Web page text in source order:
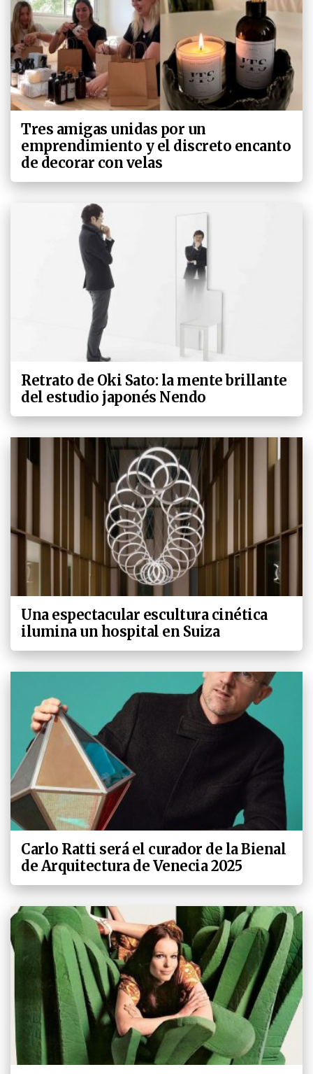
Tres amigas unidas por un
emprendimiento y el discreto encanto
de decorar con velas
Retrato de Oki Sato: la mente brillante
del estudio japonés Nendo
Una espectacular escultura cinética
ilumina un hospital en Suiza
Carlo Ratti será el curador de la Bienal
de Arquitectura de Venecia 2025